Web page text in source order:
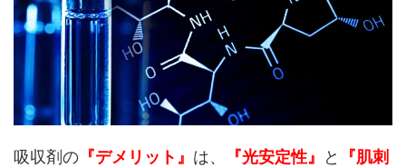
吸収剤の 『デメリット』 は、 『光安定性』 と
『肌刺